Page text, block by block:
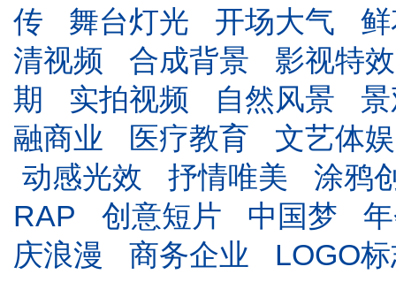
传
舞台灯光 开场大气
清视频
合成背景
影视特效
期
实拍视频 自然风景
融商业
医疗教育
文艺体娱
动感光效
抒情唯美
涂鸦
RAP
创意短片 中国梦
庆浪漫
商务企业 LOGO